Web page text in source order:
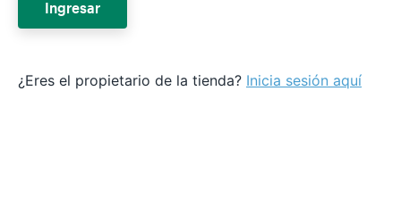
Ingresar
¿Eres el propietario de la tienda? Inicia sesión aquí